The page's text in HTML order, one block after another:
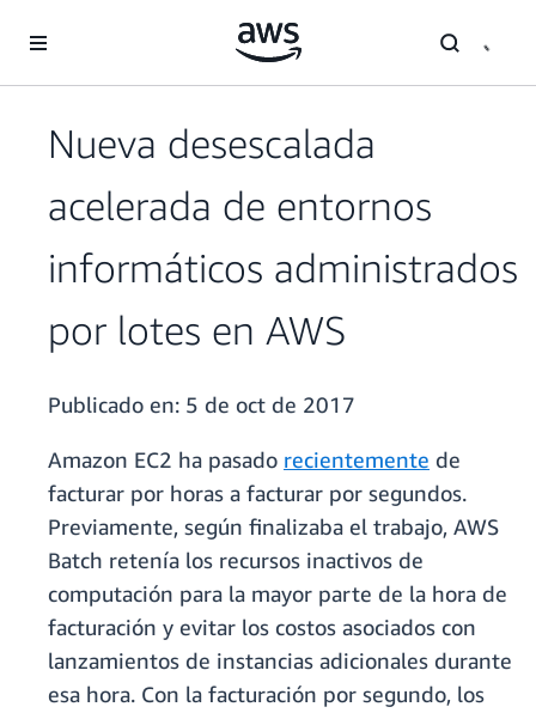
Nueva desescalada
acelerada de entornos
informáticos administrados
por lotes en AWS
Publicado en: 5 de oct de 2017
Amazon EC2 ha pasado recientemente de
facturar por horas a facturar por segundos.
Previamente, según finalizaba el trabajo, AWS
Batch retenía los recursos inactivos de
computación para la mayor parte de la hora de
facturación y evitar los costos asociados con
lanzamientos de instancias adicionales durante
esa hora. Con la facturación por segundo, los